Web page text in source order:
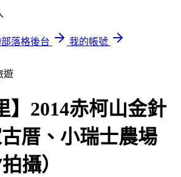
落格後台
我的帳號
遊
】2014赤柯山金針
厝、小瑞士農場
攝）